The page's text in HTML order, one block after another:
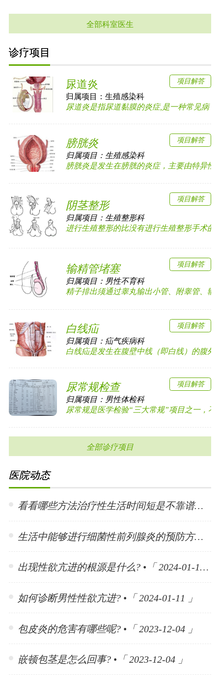
全部科室医生
诊疗项目
尿道炎
归属项目：生殖感染科
尿道炎是指尿道黏膜的炎症,是一种常见病
项目解答
膀胱炎
归属项目： 生殖感染科
膀胱炎是发生在膀胱的炎症，主要由特异性
项目解答
阴茎整形
归属项目： 生殖整形科
进行生殖整形的比没有进行生殖整形手术的
项目解答
输精管堵塞
归属项目： 男性不育科
精子排出须通过睾丸输出小管、附睾管、输
项目解答
白线疝
归属项目： 疝气疾病科
白线疝是发生在腹壁中线（即白线）的腹外
项目解答
尿常规检查
归属项目： 男性体检科
尿常规是医学检验“三大常规”项目之一，不
项目解答
全部诊疗项目
医院动态
看看哪些方法治疗性生活时间短是不靠谱的? •「 2024-01-15 」
生活中能够进行细菌性前列腺炎的预防方法有哪些? •「 2024-01-15 」
出现性欲亢进的根源是什么? •「 2024-01-11 」
如何诊断男性性欲亢进? •「 2024-01-11 」
包皮炎的危害有哪些呢? •「 2023-12-04 」
嵌顿包茎是怎么回事? •「 2023-12-04 」